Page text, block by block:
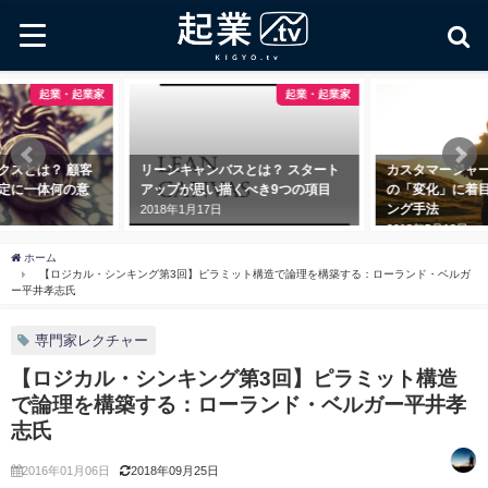
起業・起業家
スとは？ 顧客
に一体何の意
起業・起業家
リーンキャンバスとは？ スタート
アップが思い描くべき9つの項目
2018年1月17日
カスタマージャ
の「変化」に着
ング手法
2018年5月18日
ホーム
【ロジカル・シンキング第3回】ピラミット構造で論理を構築する：ローランド・ベルガ
ー平井孝志氏
専門家レクチャー
【ロジカル・シンキング第3回】ピラミット構造
で論理を構築する：ローランド・ベルガー平井孝
志氏
2016年01月06日 2018年09月25日